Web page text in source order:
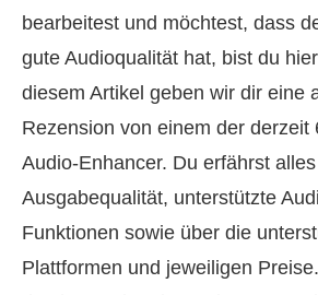
bearbeitest und möchtest, dass
gute Audioqualität hat, bist du
diesem Artikel geben wir dir eine
Rezension von einem der derzeit
Audio-Enhancer. Du erfährst
Ausgabequalität, unterstützte
Funktionen sowie über die
Plattformen und jeweiligen